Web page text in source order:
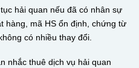
hải quan nếu đã có nhân sự
hàng, mã HS ổn định, chứng từ
có nhiều thay đổi.
nhắc thuê dịch vụ hải quan